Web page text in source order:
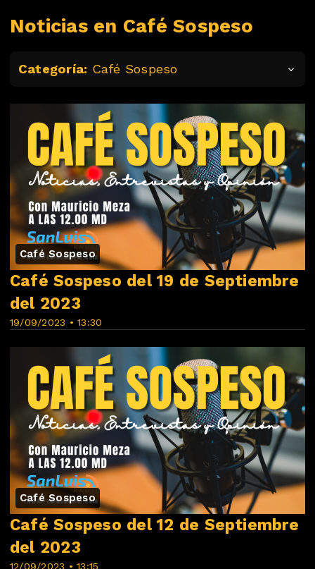
Noticias en Café Sospeso
Categoría: Café Sospeso
Café Sospeso
19/09/2023 • 13:30
Café Sospeso del 19 de Septiembre
del 2023
Café Sospeso
12/09/2023 • 13:15
Café Sospeso del 12 de Septiembre
del 2023